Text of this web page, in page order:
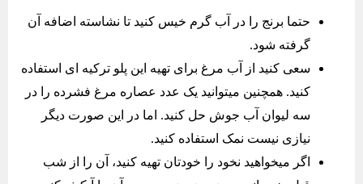
حتما برنج را در آب گرم خیس کنید تا نشاسته اضافه آن
گرفته شود.
سعی کنید از آب مرغ برای تهیه این پلو ترکیه ای استفاده
کنید. همچنین میتوانید یک عدد عصاره مرغ فشرده را در
سه لیوان آب جوش حل کنید. اما در این صورت دیگر
نیازی نیست نمک استفاده کنید.
اگر میخواهید نخود را خودتان تهیه کنید، آن را از شب